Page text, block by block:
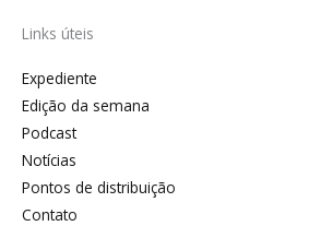
Links úteis
Expediente
Edição da semana
Podcast
Notícias
Pontos de distribuição
Contato